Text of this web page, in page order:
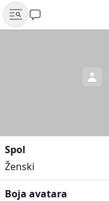
Spol
Ženski
Boja avatara